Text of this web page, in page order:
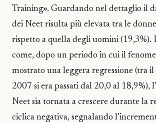
Training». Guardando nel dettaglio il
dei Neet risulta più elevata tra le
rispetto a quella degli uomini (19,3%).
come, dopo un periodo in cui il
mostrato una leggera regressione (tra
2007 si era passati dal 20,0 al 18,9%),
Neet sia tornata a crescere durante la
ciclica negativa, segnalando